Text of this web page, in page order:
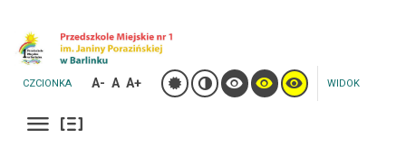
CZCIONKA A- A A+ WIDOK